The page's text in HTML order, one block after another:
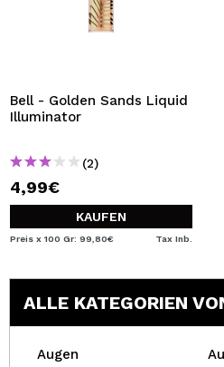
Bell - Golden Sands Liquid
Illuminator
(2)
4,99€
KAUFEN
Preis x 100 Gr: 99,80€ Tax Inb.
ALLE KATEGORIEN
Augen